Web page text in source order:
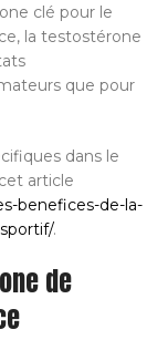
clé pour le
la testostérone
que pour
dans le
article
benefices-de-la-
.
de